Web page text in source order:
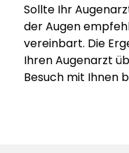
Sollte Ihr
der Augen
vereinbart. Die
Ihren Augenarzt
Besuch mit Ihnen